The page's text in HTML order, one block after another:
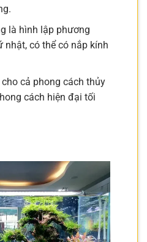
là hình lập phương
nhật, có thể có nắp kính
cả phong cách thủy
cách hiện đại tối